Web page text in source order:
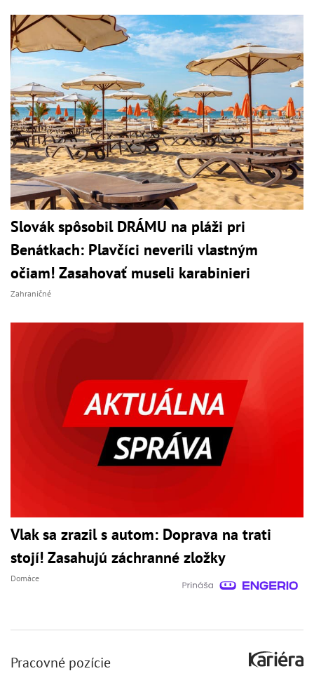
Slovák spôsobil DRÁMU na pláži pri
Benátkach: Plavčíci neverili vlastným
očiam! Zasahovať museli karabinieri
Zahraničné
Vlak sa zrazil s autom: Doprava na trati
stojí! Zasahujú záchranné zložky
Domáce
Pracovné pozície